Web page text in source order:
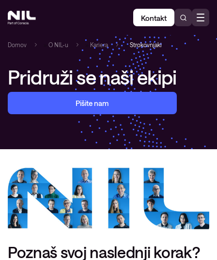
Kontakt
Domov O NIL-u Kariera » Strokovnjaki
Pridruži se naši ekipi
Pišite nam
Poznaš svoj naslednji korak?